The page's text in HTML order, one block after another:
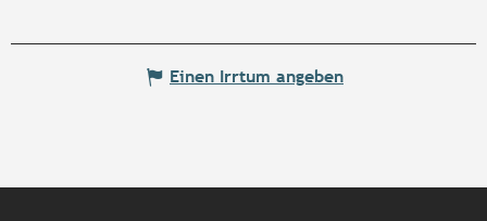
Einen Irrtum angeben